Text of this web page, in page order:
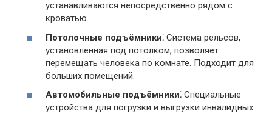
устанавливаются непосредственно рядом с
кроватью.
Потолочные подъёмники⁚ Система рельсов,
установленная под потолком, позволяет
перемещать человека по комнате. Подходит для
больших помещений.
Автомобильные подъёмники⁚ Специальные
устройства для погрузки и выгрузки инвалидных